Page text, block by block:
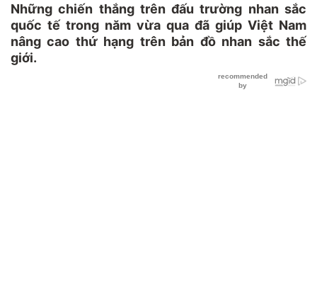
Những chiến thắng trên đấu trường nhan sắc
quốc tế trong năm vừa qua đã giúp Việt Nam
nâng cao thứ hạng trên bản đồ nhan sắc thế
giới.